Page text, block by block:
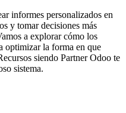
informes personalizados en
y tomar decisiones más
a explorar cómo los
optimizar la forma en que
siendo Partner Odoo te
sistema.